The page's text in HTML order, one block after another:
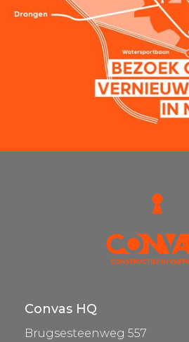
Convas HQ
Brugsesteenweg 557